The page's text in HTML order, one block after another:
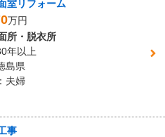
室リフォーム
万円
所・脱衣所
年以上
島県
夫婦
事